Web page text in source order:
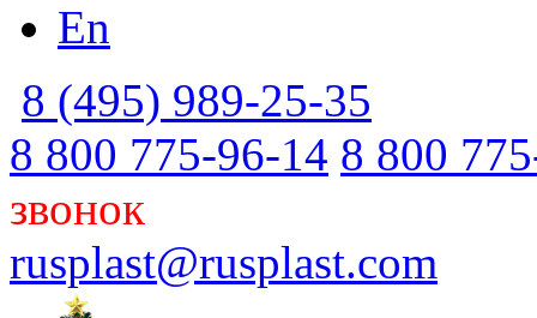
En
8 (495) 989-25-35
8 800 775-96-14 8 800
звонок
rusplast@rusplast.com